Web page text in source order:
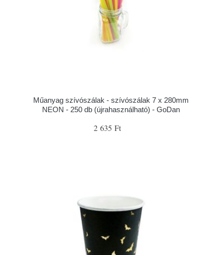
Műanyag szívószálak - szívószálak 7 x 280mm
NEON - 250 db (újrahasználható) - GoDan
2 635 Ft